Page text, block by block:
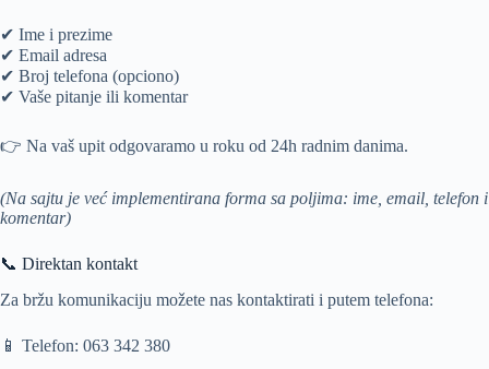
✔ Ime i prezime
✔ Email adresa
✔ Broj telefona (opciono)
✔ Vaše pitanje ili komentar
👉 Na vaš upit odgovaramo u roku od 24h radnim danima.
(Na sajtu je već implementirana forma sa poljima: ime, email, telefon i
komentar)
📞 Direktan kontakt
Za bržu komunikaciju možete nas kontaktirati i putem telefona:
📱 Telefon: 063 342 380